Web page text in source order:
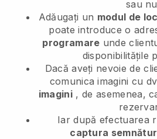
sau
Adăugați un modul de
poate introduce o
programare unde
disponibilitățile
Dacă aveți nevoie de
comunica imagini cu
imagini , de asemenea,
Iar după efectuarea
captura